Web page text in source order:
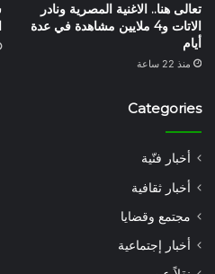
تعالى هنا.. الاغنية المصرية ونادر
الاتات و4 ملايين مشاهدة في عدة
أيام
منذ 22 ساعة
Categories
أخبار فنّية
أخبار ثقافية
مجتمع وقضايا
أخبار إجتماعية